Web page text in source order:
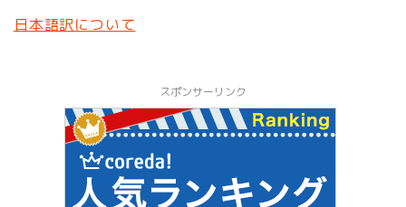
日本語訳について
スポンサーリンク